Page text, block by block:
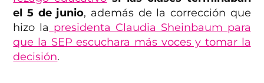
el 5 de junio, además de la corrección que
hizo la presidenta Claudia Sheinbaum para
que la SEP escuchara más voces y tomar la
decisión.